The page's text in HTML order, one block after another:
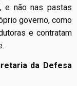
e não nas pastas
governo, como
e contratam
da Defesa